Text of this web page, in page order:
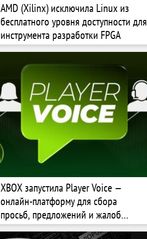
AMD (Xilinx) исключила Linux из
бесплатного уровня доступности для
инструмента разработки FPGA
XBOX запустила Player Voice —
онлайн-платформу для сбора
просьб, предложений и жалоб
геймеров